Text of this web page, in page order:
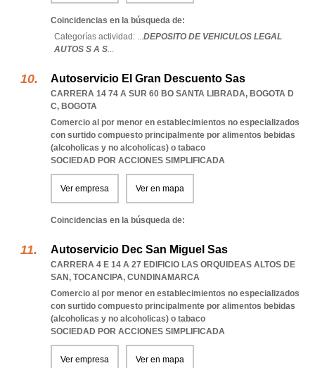
Coincidencias en la búsqueda de:
Categorías actividad: ...DEPOSITO DE VEHICULOS LEGAL
AUTOS S A S...
Autoservicio El Gran Descuento Sas
CARRERA 14 74 A SUR 60 BO SANTA LIBRADA, BOGOTA D
C, BOGOTA
Comercio al por menor en establecimientos no especializados
con surtido compuesto principalmente por alimentos bebidas
(alcoholicas y no alcoholicas) o tabaco
SOCIEDAD POR ACCIONES SIMPLIFICADA
Ver empresa Ver en mapa
Coincidencias en la búsqueda de:
Autoservicio Dec San Miguel Sas
CARRERA 4 E 14 A 27 EDIFICIO LAS ORQUIDEAS ALTOS DE
SAN, TOCANCIPA, CUNDINAMARCA
Comercio al por menor en establecimientos no especializados
con surtido compuesto principalmente por alimentos bebidas
(alcoholicas y no alcoholicas) o tabaco
SOCIEDAD POR ACCIONES SIMPLIFICADA
Ver empresa Ver en mapa